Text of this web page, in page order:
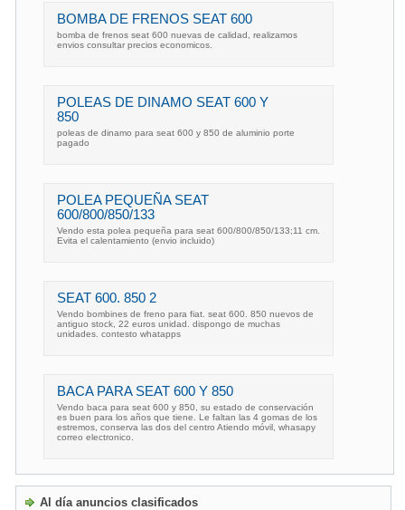
BOMBA DE FRENOS SEAT 600
bomba de frenos seat 600 nuevas de calidad, realizamos
envios consultar precios economicos.
POLEAS DE DINAMO SEAT 600 Y
850
poleas de dinamo para seat 600 y 850 de aluminio porte
pagado
POLEA PEQUEÑA SEAT
600/800/850/133
Vendo esta polea pequeña para seat 600/800/850/133;11 cm.
Evita el calentamiento (envio incluido)
SEAT 600. 850 2
Vendo bombines de freno para fiat. seat 600. 850 nuevos de
antiguo stock, 22 euros unidad. dispongo de muchas
unidades. contesto whatapps
BACA PARA SEAT 600 Y 850
Vendo baca para seat 600 y 850, su estado de conservación
es buen para los años que tiene. Le faltan las 4 gomas de los
estremos, conserva las dos del centro Atiendo móvil, whasapy
correo electronico.
Al día anuncios clasificados